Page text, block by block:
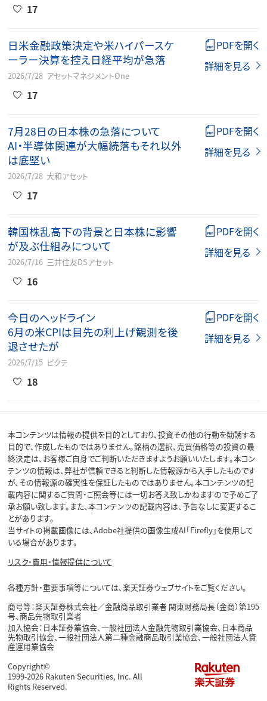
17
日米金融政策決定や米ハイパースケ
ーラー決算を控え日経平均が急落
2026/7/28 アセットマネジメントOne
17
PDFを開く
詳細を見る
7月28日の日本株の急落について
AI・半導体関連が大幅続落もそれ以外
は底堅い
2026/7/28 大和アセット
17
PDFを開く
詳細を見る
韓国株乱高下の背景と日本株に影響
が及ぶ仕組みについて
2026/7/16 三井住友DSアセット
16
PDFを開く
詳細を見る
今日のヘッドライン
6月の米CPIは目先の利上げ観測を後
退させたが
2026/7/15 ピクテ
18
PDFを開く
詳細を見る
本コンテンツは情報の提供を目的としており、投資その他の行動を勧誘する
目的で、作成したものではありません。銘柄の選択、売買価格等の投資の最
終決定は、お客様ご自身でご判断いただきますようお願いいたします。本コン
テンツの情報は、弊社が信頼できると判断した情報源から入手したものです
が、その情報源の確実性を保証したものではありません。本コンテンツの記
載内容に関するご質問・ご照会等には一切お答え致しかねますので予めご了
承お願い致します。また、本コンテンツの記載内容は、予告なしに変更するこ
とがあります。
当サイトの掲載画像には、Adobe社提供の画像生成AI「Firefly」を使用して
いる場合があります。
リスク・費用・情報提供について
各種方針・重要事項等については、楽天証券ウェブサイトをご覧ください。
商号等：楽天証券株式会社／金融商品取引業者 関東財務局長（金商）第195
号、商品先物取引業者
加入協会：日本証券業協会、一般社団法人金融先物取引業協会、日本商品
先物取引協会、一般社団法人第二種金融商品取引業協会、一般社団法人資
産運用業協会
Copyright©
1999-2026 Rakuten Securities, Inc. All
Rights Reserved.